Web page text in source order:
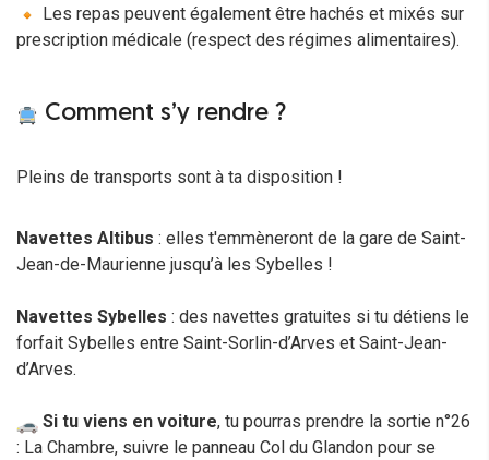
Les repas peuvent également être hachés et mixés sur
prescription médicale (respect des régimes alimentaires).
Comment s’y rendre ?
Pleins de transports sont à ta disposition !
Navettes Altibus : elles t'emmèneront de la gare de Saint-
Jean-de-Maurienne jusqu’à les Sybelles !
Navettes Sybelles : des navettes gratuites si tu détiens le
forfait Sybelles entre Saint-Sorlin-d’Arves et Saint-Jean-
d’Arves.
Si tu viens en voiture, tu pourras prendre la sortie n°26
: La Chambre, suivre le panneau Col du Glandon pour se